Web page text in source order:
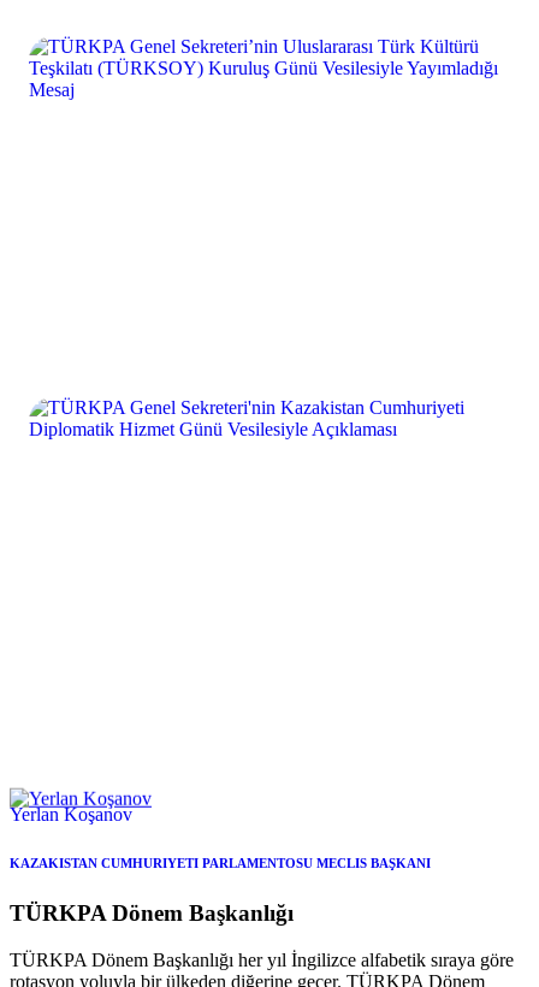
Yerlan Koşanov
KAZAKISTAN CUMHURIYETI PARLAMENTOSU MECLIS BAŞKANI
TÜRKPADönem Başkanlığı
TÜRKPA Dönem Başkanlığı her yıl İngilizce alfabetik sıraya göre
rotasyon yoluyla bir ülkeden diğerine geçer. TÜRKPA Dönem